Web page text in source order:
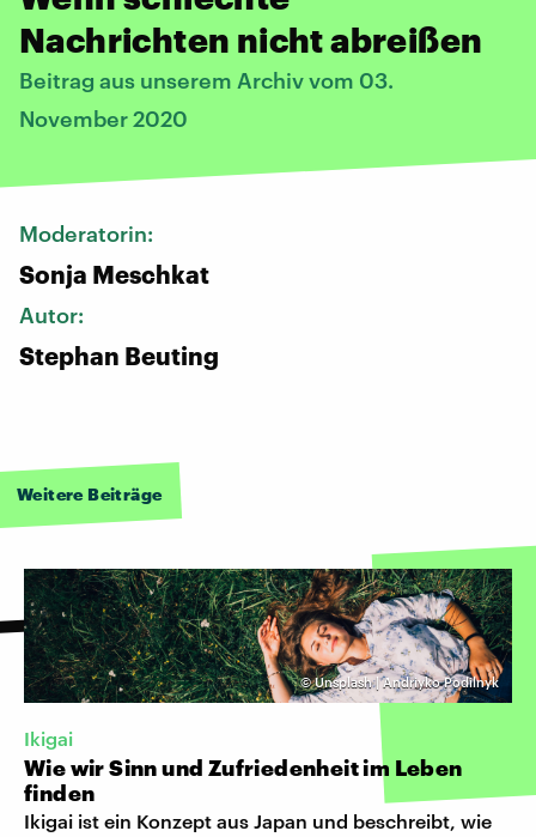
Nachrichten nicht abreißen
Beitrag aus unserem Archiv vom 03.
November 2020
Moderatorin:
Sonja Meschkat
Autor:
Stephan Beuting
Weitere Beiträge
©Unsplash | Andriyko Podilnyk
Ikigai
Wie wir Sinn und Zufriedenheit im Leben
finden
Ikigai ist ein Konzept aus Japan und beschreibt, wie